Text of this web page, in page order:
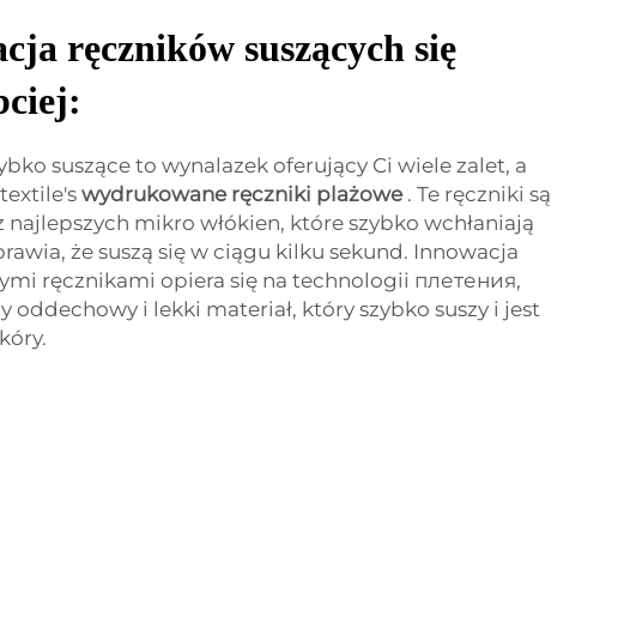
ręczników suszących się
suszące to wynalazek oferujący Ci wiele zalet, a
wydrukowane ręczniki plażowe . Te ręczniki są
najlepszych mikro włókien, które szybko wchłaniają
że suszą się w ciągu kilku sekund. Innowacja
ręcznikami opiera się na technologii плетения,
oddechowy i lekki materiał, który szybko suszy i jest